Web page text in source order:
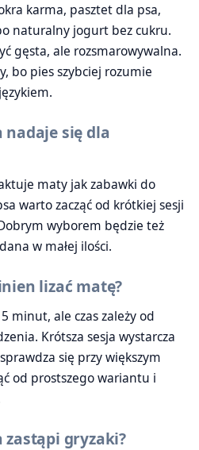
karma, pasztet dla psa,
naturalny jogurt bez cukru.
gęsta, ale rozsmarowywalna.
bo pies szybciej rozumie
nadaje się dla
maty jak zabawki do
warto zacząć od krótkiej sesji
wyborem będzie też
w małej ilości.
lizać matę?
minut, ale czas zależy od
Krótsza sesja wystarcza
się przy większym
od prostszego wariantu i
zastąpi gryzaki?